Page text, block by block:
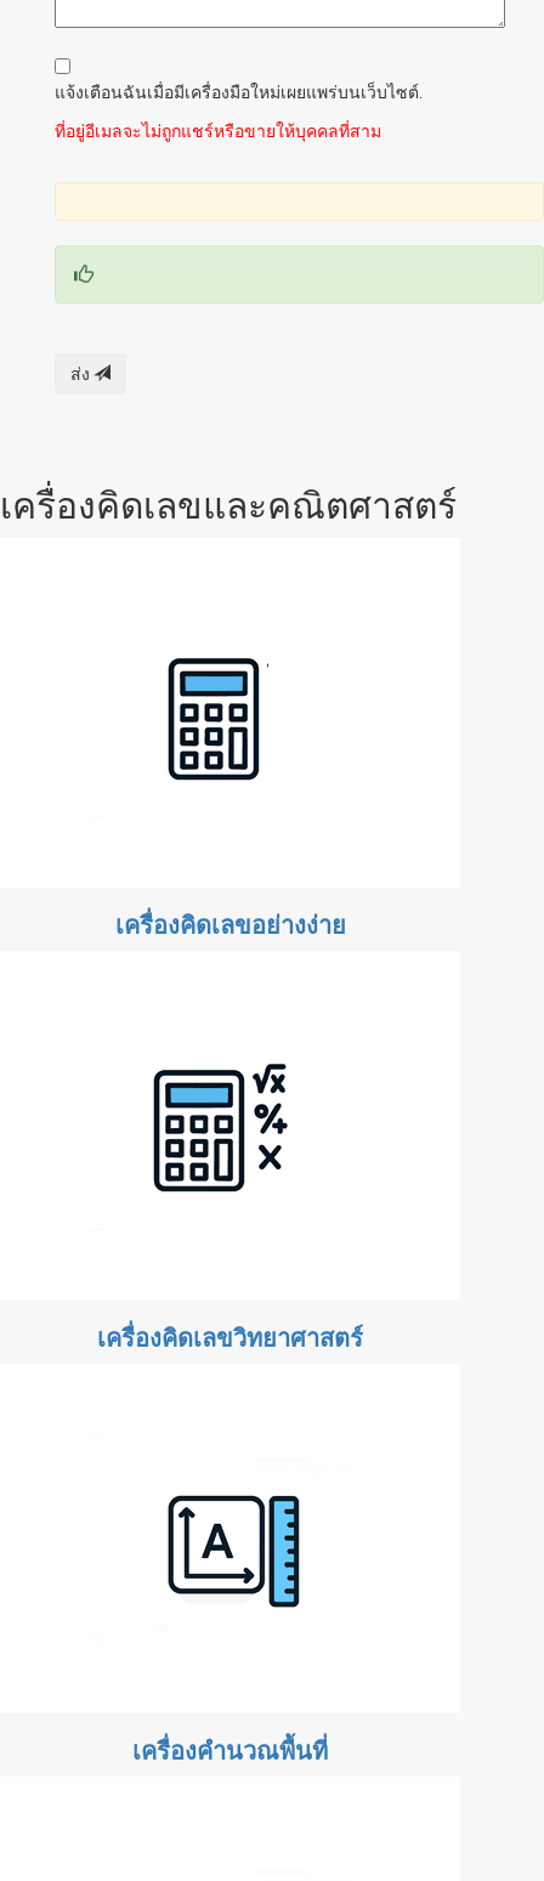
แจ้งเตือนฉันเมื่อมีเครื่องมือใหม่เผยแพร่บนเว็บไซต์.
ที่อยู่อีเมลจะไม่ถูกแชร์หรือขายให้บุคคลที่สาม
ส่ง
เครื่องคิดเลขและคณิตศาสตร์
เครื่องคิดเลขอย่างง่าย
เครื่องคิดเลขวิทยาศาสตร์
เครื่องคำนวณพื้นที่